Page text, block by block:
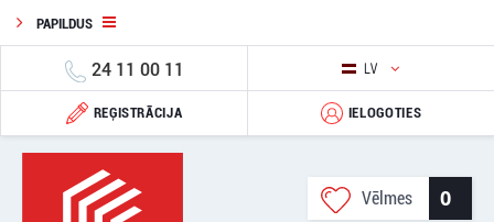
PAPILDUS
24 11 00 11 LV
REĢISTRĀCIJA IELOGOTIES
Vēlmes 0